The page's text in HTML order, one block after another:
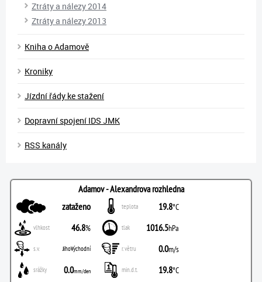
Ztráty a nálezy 2014
Ztráty a nálezy 2013
Kniha o Adamově
Kroniky
Jízdní řády ke stažení
Dopravní spojení IDS JMK
RSS kanály